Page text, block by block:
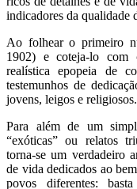
indicadores da qualidade
Ao folhear o primeiro
1902) e coteja-lo com
realística epopeia de
testemunhos de
jovens, leigos e religiosos.
Para além de um
“exóticas” ou relatos
torna-se um verdadeiro
de vida dedicados ao
povos diferentes: